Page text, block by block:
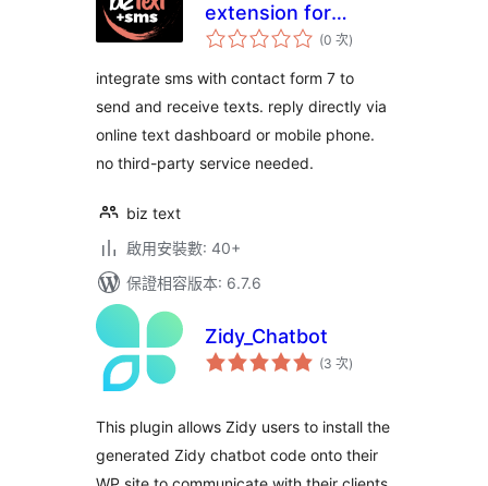
extension for
contact form 7
(0 次評
分
數
)
integrate sms with contact form 7 to
send and receive texts. reply directly via
online text dashboard or mobile phone.
no third-party service needed.
biz text
啟用安裝數: 40+
保證相容版本: 6.7.6
Zidy_Chatbot
(3 次評
分)
This plugin allows Zidy users to install the
generated Zidy chatbot code onto their